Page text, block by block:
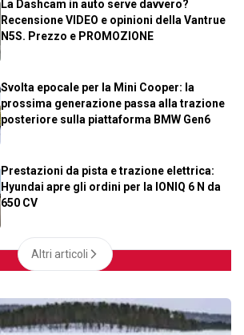
La Dashcam in auto serve davvero?
Recensione VIDEO e opinioni della Vantrue
N5S. Prezzo e PROMOZIONE
Svolta epocale per la Mini Cooper: la
prossima generazione passa alla trazione
posteriore sulla piattaforma BMW Gen6
Prestazioni da pista e trazione elettrica:
Hyundai apre gli ordini per la IONIQ 6 N da
650 CV
Altri articoli